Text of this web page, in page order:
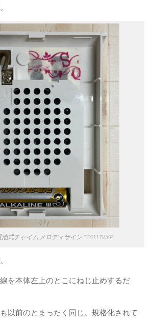
池式チャイム メロディサイン EC5117WKP
を本体左上のとこにねじ止めするだ
以前のとまったく同じ。規格化されて